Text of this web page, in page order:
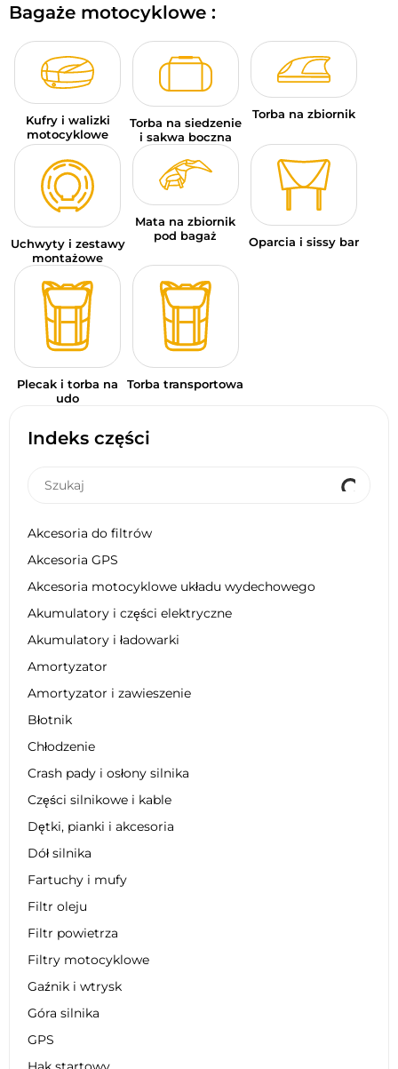
Indeks części
Akcesoria do filtrów
Akcesoria GPS
Akcesoria motocyklowe układu wydechowego
Akumulatory i części elektryczne
Akumulatory i ładowarki
Amortyzator
Amortyzator i zawieszenie
Błotnik
Chłodzenie
Crash pady i osłony silnika
Części silnikowe i kable
Dętki, pianki i akcesoria
Dół silnika
Fartuchy i mufy
Filtr oleju
Filtr powietrza
Filtry motocyklowe
Gaźnik i wtrysk
Góra silnika
GPS
Bagaże motocyklowe :
Kufry i walizki
motocyklowe
Torba na siedzenie
i sakwa boczna
Torba na zbiornik
Uchwyty i zestawy
montażowe
Mata na zbiornik
pod bagaż
Oparcia i sissy bar
Plecak i torba na
udo
Torba transportowa